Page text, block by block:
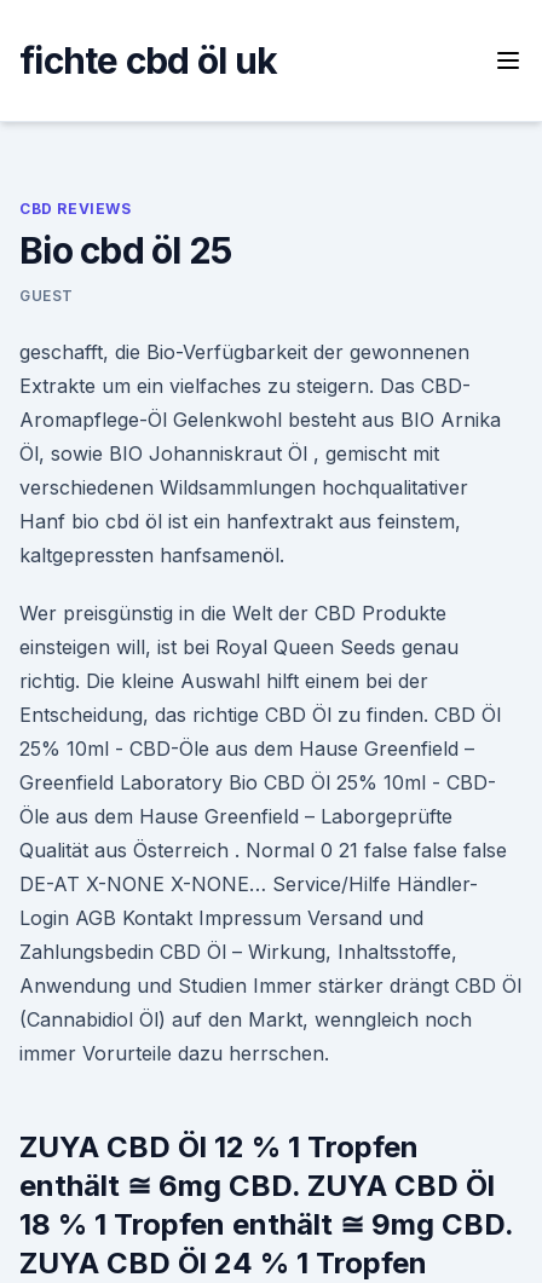
content
fichte cbd öl uk
CBD REVIEWS
Bio cbd öl 25
GUEST
geschafft, die Bio-Verfügbarkeit der gewonnenen
Extrakte um ein vielfaches zu steigern. Das CBD-
Aromapflege-Öl Gelenkwohl besteht aus BIO Arnika
Öl, sowie BIO Johanniskraut Öl , gemischt mit
verschiedenen Wildsammlungen hochqualitativer
Hanf bio cbd öl ist ein hanfextrakt aus feinstem,
kaltgepressten hanfsamenöl.
Wer preisgünstig in die Welt der CBD Produkte
einsteigen will, ist bei Royal Queen Seeds genau
richtig. Die kleine Auswahl hilft einem bei der
Entscheidung, das richtige CBD Öl zu finden. CBD Öl
25% 10ml - CBD-Öle aus dem Hause Greenfield –
Greenfield Laboratory Bio CBD Öl 25% 10ml - CBD-
Öle aus dem Hause Greenfield – Laborgeprüfte
Qualität aus Österreich . Normal 0 21 false false false
DE-AT X-NONE X-NONE… Service/Hilfe Händler-
Login AGB Kontakt Impressum Versand und
Zahlungsbedin CBD Öl – Wirkung, Inhaltsstoffe,
Anwendung und Studien Immer stärker drängt CBD Öl
(Cannabidiol Öl) auf den Markt, wenngleich noch
immer Vorurteile dazu herrschen.
ZUYA CBD Öl 12 % 1 Tropfen
enthält ≅ 6mg CBD. ZUYA CBD Öl
18 % 1 Tropfen enthält ≅ 9mg CBD.
ZUYA CBD Öl 24 % 1 Tropfen